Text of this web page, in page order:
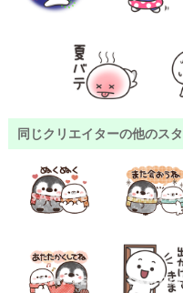
同じクリエイターの他のス